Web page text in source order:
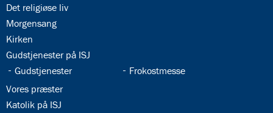
35.1:
Det religiøse liv
35.2:
Morgensang
35.3:
Kirken
35.4:
Gudstjenester på ISJ
35.5:
Gudstjenester 35.6:
Frokostmesse
35.7:
Vores præster
35.8:
Katolik på ISJ